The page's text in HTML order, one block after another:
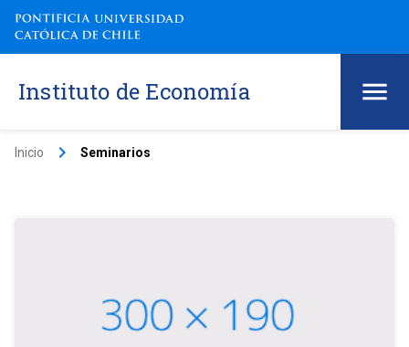
Instituto de Economía
Inicio keyboard_arrow_right Seminarios